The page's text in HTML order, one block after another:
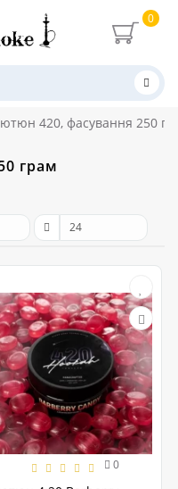
0
420, фасування 250
грам
0